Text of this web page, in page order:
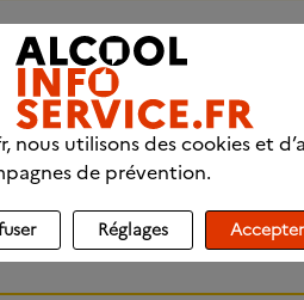
l'alcool.
les consommateurs
en me disant j'en ai marre de
et je temine la bouteille.
nous utilisons des cookies et
de prévention.
Réglages Accepter